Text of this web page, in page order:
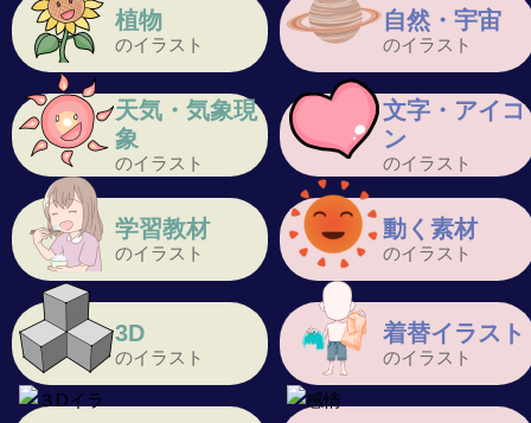
植物
のイラスト
自然・宇宙
のイラスト
天気・気象現
象
のイラスト
文字・アイコ
ン
のイラスト
学習教材
のイラスト
動く素材
のイラスト
3D
のイラスト
着替イラスト
のイラスト